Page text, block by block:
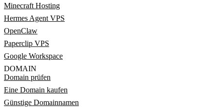
Minecraft Hosting
Hermes Agent VPS
OpenClaw
Paperclip VPS
Google Workspace
DOMAIN
Domain prüfen
Eine Domain kaufen
Günstige Domainnamen